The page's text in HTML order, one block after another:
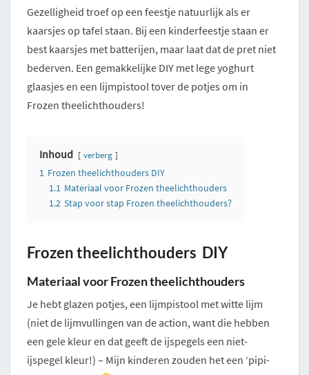
Gezelligheid troef op een feestje natuurlijk als er
kaarsjes op tafel staan. Bij een kinderfeestje staan er
best kaarsjes met batterijen, maar laat dat de pret niet
bederven. Een gemakkelijke DIY met lege yoghurt
glaasjes en een lijmpistool tover de potjes om in
Frozen theelichthouders!
Inhoud verberg
1 Frozen theelichthouders DIY
1.1 Materiaal voor Frozen theelichthouders
1.2 Stap voor stap Frozen theelichthouders?
Frozen theelichthouders DIY
Materiaal voor Frozen theelichthouders
Je hebt glazen potjes, een lijmpistool met witte lijm
(niet de lijmvullingen van de action, want die hebben
een gele kleur en dat geeft de ijspegels een niet-
ijspegel kleur!) – Mijn kinderen zouden het een ‘pipi-